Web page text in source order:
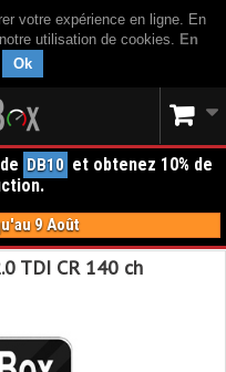
votre expérience en ligne. En
utilisation de cookies. En
Ok
DB10 et obtenez 10% de
9 Août
TDI CR 140 ch